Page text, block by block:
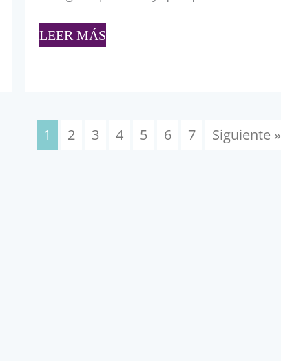
LEER MÁS
1 2 3 4 5 6 7
Siguiente »